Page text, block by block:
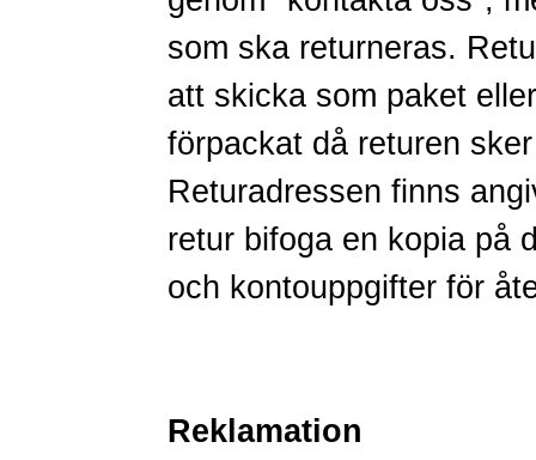
som ska returneras.
att skicka som paket
förpackat då returen
Returadressen finns
retur bifoga en kopia på
och kontouppgifter för
Reklamation